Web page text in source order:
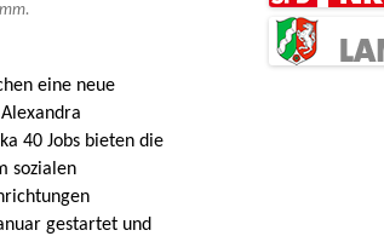
eine neue
40 Jobs bieten die
sozialen
gestartet und